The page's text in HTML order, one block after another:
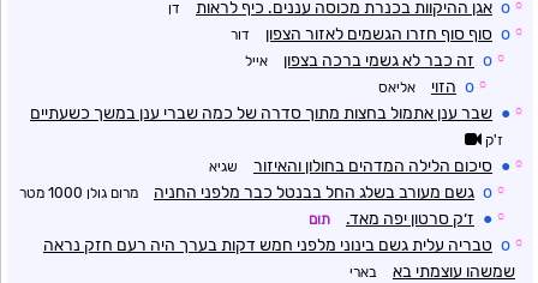
☼
o אגן ההיקוות בכנרת מכוסה עננים. כיף לראות דן
☼
o סוף סוף חזרו הגשמים לאזור הצפון דור
☼
o זה כבר לא גשמי ברכה בצפון אייל
☼
o הזוי אליאס
☼
● שבר ענן אתמול בחצות מתוך סדרה של כמה שברי ענן במשך כשעתיים
ז'ק
☼
● סיכום הלילה המדהים בחולון והאיזור שגיא
☼
o גשם מעורב בשלג החל בבנטל כבר מלפני החניה מרום גולן 1000 מטר
☼
● ז׳ק סרטון יפה מאד. תום
☼
o טבריה עלית גשם בינוני מלפני חמש דקות בערך היה רעם חזק נראה
שמשהו עוצמתי בא
בארי